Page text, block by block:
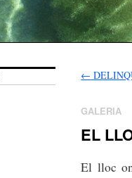
←
GALERIA
EL
El lloc